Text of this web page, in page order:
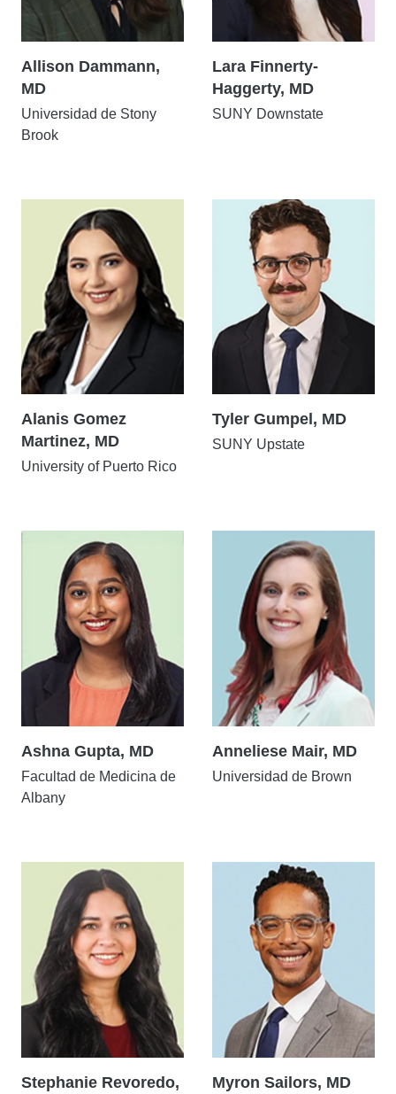
Allison Dammann,
MD
Universidad de Stony
Brook
Lara Finnerty-
Haggerty, MD
SUNY Downstate
Alanis Gomez
Martinez, MD
University of Puerto Rico
Tyler Gumpel, MD
SUNY Upstate
Ashna Gupta, MD
Facultad de Medicina de
Albany
Anneliese Mair, MD
Universidad de Brown
Stephanie Revoredo, Myron Sailors, MD